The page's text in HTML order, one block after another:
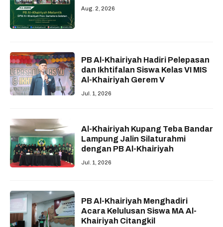
Aug. 2, 2026
PB Al-Khairiyah Hadiri Pelepasan
dan Ikhtifalan Siswa Kelas VI MIS
Al-Khairiyah Gerem V
Jul. 1, 2026
Al-Khairiyah Kupang Teba Bandar
Lampung Jalin Silaturahmi
dengan PB Al-Khairiyah
Jul. 1, 2026
PB Al-Khairiyah Menghadiri
Acara Kelulusan Siswa MA Al-
Khairiyah Citangkil